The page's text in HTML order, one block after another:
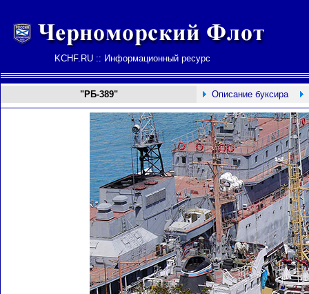
KCHF.RU :: Информационный ресурс
"РБ-389" Описание буксира